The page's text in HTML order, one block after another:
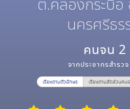
นครศรีธร
คนจน 2
จากประชากรสำรวจ
เรียงตามตัวอักษร เรียงตามสัดส่วนคน